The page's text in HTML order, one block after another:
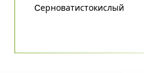
Cерноватистокислый